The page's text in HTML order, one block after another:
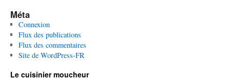
Méta
Connexion
Flux des publications
Flux des commentaires
Site de WordPress-FR
Le cuisinier moucheur